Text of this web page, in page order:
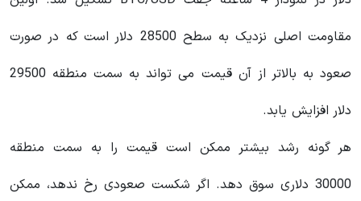
مقاومت اصلی نزدیک به سطح 28500 دلار است که در صورت
صعود به بالاتر از آن قیمت می تواند به سمت منطقه 29500
دلار افزایش یابد.
هر گونه رشد بیشتر ممکن است قیمت را به سمت منطقه
30000 دلاری سوق دهد. اگر شکست صعودی رخ ندهد، ممکن